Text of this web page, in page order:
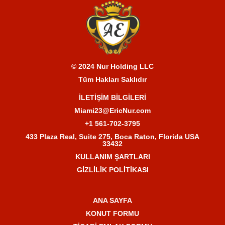
© 2024 Nur Holding LLC
Tüm Hakları Saklıdır
İLETİŞİM BİLGİLERİ
Miami23@EricNur.com
+1 561-702-3795
433 Plaza Real, Suite 275, Boca Raton, Florida USA
33432
KULLANIM ŞARTLARI
GİZLİLİK POLİTİKASI
ANA SAYFA
KONUT FORMU